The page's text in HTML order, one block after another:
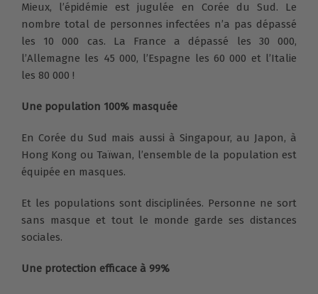
Mieux, l’épidémie est jugulée en Corée du Sud. Le
nombre total de personnes infectées n’a pas dépassé
les 10 000 cas. La France a dépassé les 30 000,
l’Allemagne les 45 000, l’Espagne les 60 000 et l’Italie
les 80 000 !
Une population 100% masquée
En Corée du Sud mais aussi à Singapour, au Japon, à
Hong Kong ou Taïwan, l’ensemble de la population est
équipée en masques.
Et les populations sont disciplinées. Personne ne sort
sans masque et tout le monde garde ses distances
sociales.
Une protection efficace à 99%